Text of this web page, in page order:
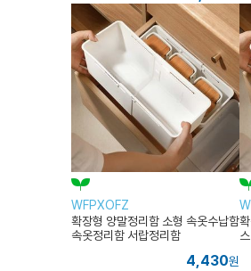
WFPXOFZ
확장형 양말정리함 소형 속옷수납함
속옷정리함 서랍정리함
4,430원